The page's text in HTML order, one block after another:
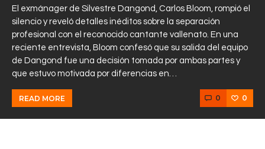
El exmánager de Silvestre Dangond, Carlos Bloom, rompió el
silencio y reveló detalles inéditos sobre la separación
profesional con el reconocido cantante vallenato. En una
reciente entrevista, Bloom confesó que su salida del equipo
de Dangond fue una decisión tomada por ambas partes y
que estuvo motivada por diferencias en…
READ MORE 0 0